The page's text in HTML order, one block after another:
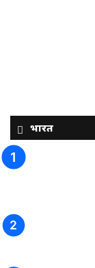
भारत